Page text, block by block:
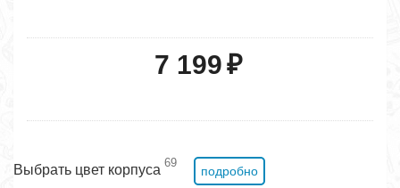
7 199₽
Выбрать цвет корпуса 69
подробно